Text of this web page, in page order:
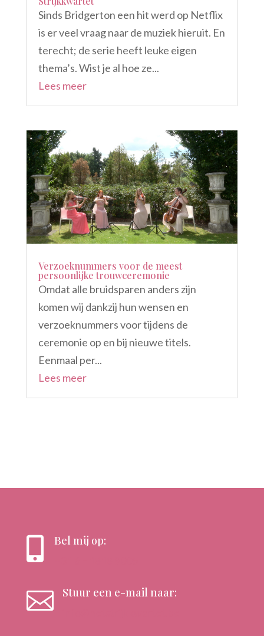
Sinds Bridgerton een hit werd op Netflix
is er veel vraag naar de muziek hieruit. En
terecht; de serie heeft leuke eigen
thema’s. Wist je al hoe ze...
Lees meer
Verzoeknummers voor de meest
persoonlijke trouwceremonie
Omdat alle bruidsparen anders zijn
komen wij dankzij hun wensen en
verzoeknummers voor tijdens de
ceremonie op en bij nieuwe titels.
Eenmaal per...
Lees meer
 Bel mij op:
 Stuur een e-mail naar: